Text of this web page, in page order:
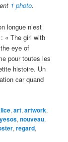
1 photo.
longue n’est
« The girl with
eye of
pour toutes les
histoire. Un
car quand
,art,artwork,
,nouveau,
,regard,